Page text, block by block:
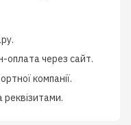
оплата через сайт.
компанії.
реквізитами.